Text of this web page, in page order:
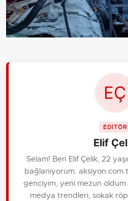
EDİTÖR
Elif
Selam! Ben Elif Çelik, 22
bağlanıyorum.
genciyim, yeni mezun
medya trendleri, sokak